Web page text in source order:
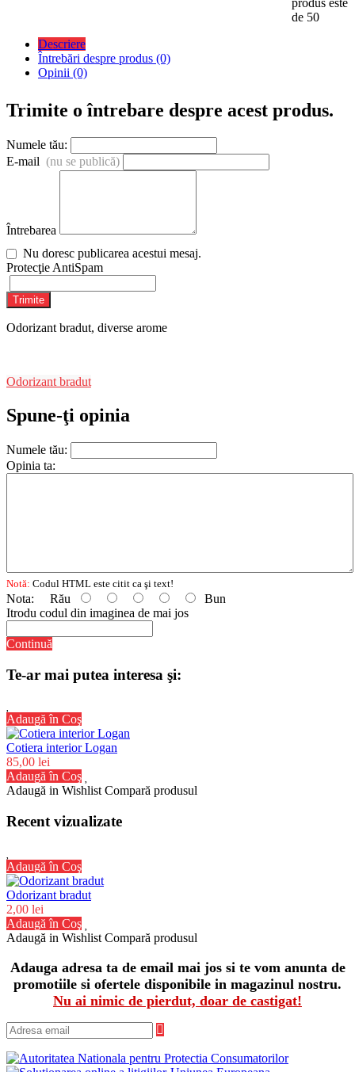
de 50
Descriere
Întrebări despre produs (0)
Opinii (0)
Trimite o întrebare despre acest produs.
Numele tău:
E-mail (nu se publică)
Întrebarea
Nu doresc publicarea acestui mesaj.
Protecţie AntiSpam
Trimite
Odorizant bradut, diverse arome
Odorizant bradut
Spune-ţi opinia
Numele tău:
Opinia ta:
Notă: Codul HTML este citit ca şi text!
Nota: Rău
Bun
Itrodu codul din imaginea de mai jos
Continuă
Te-ar mai putea interesa şi:
Adaugă în Coş
Cotiera interior Logan
85,00 lei
Adaugă în Coş
Adaugă in Wishlist Compară produsul
Recent vizualizate
Adaugă în Coş
Odorizant bradut
2,00 lei
Adaugă în Coş
Adaugă in Wishlist Compară produsul
Adauga adresa ta de email mai jos si te vom anunta de
promotiile si ofertele disponibile in magazinul nostru.
Nu ai nimic de pierdut, doar de castigat!